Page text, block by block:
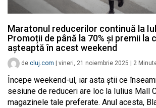
Maratonul reducerilor continuă la
Promoții de până la 70% și premii la
așteaptă în acest weekend
de cluj.com vineri, 21 noiembrie 2025 2
Începe weekend-ul, iar asta știi ce
sesiune de reduceri are loc la Iulius Mall
magazinele tale preferate. Anul acesta,